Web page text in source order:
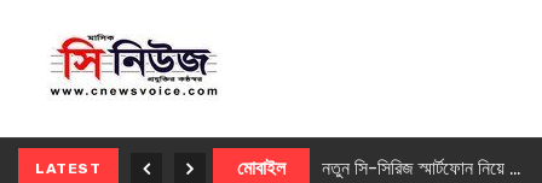
LATEST মোবাইল নতুন সি-সিরিজ স্মার্টফোন নিয়ে আসছে রিয়েলমি